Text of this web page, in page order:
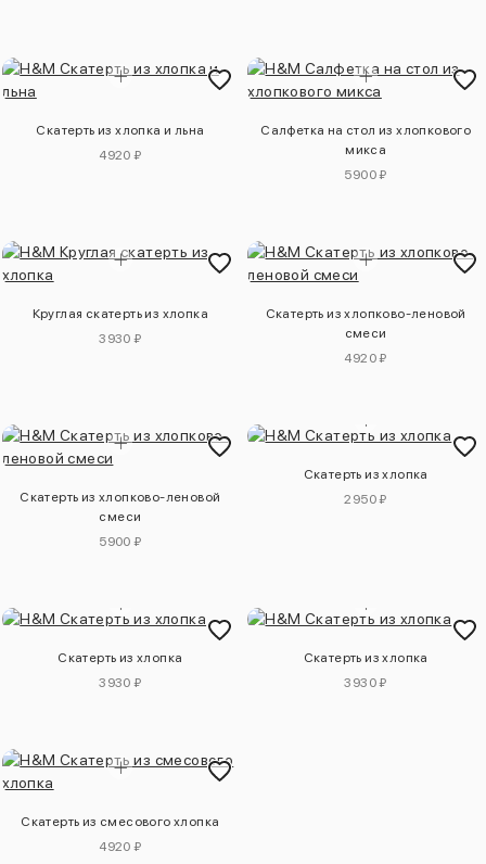
Скатерть из хлопка и льна
4920 ₽
Салфетка на стол из хлопкового
микса
5900 ₽
Круглая скатерть из хлопка
3930 ₽
Скатерть из хлопково-леновой
смеси
4920 ₽
Скатерть из хлопково-леновой
смеси
5900 ₽
Скатерть из хлопка
2950 ₽
Скатерть из хлопка
3930 ₽
Скатерть из хлопка
3930 ₽
Скатерть из смесового хлопка
4920 ₽